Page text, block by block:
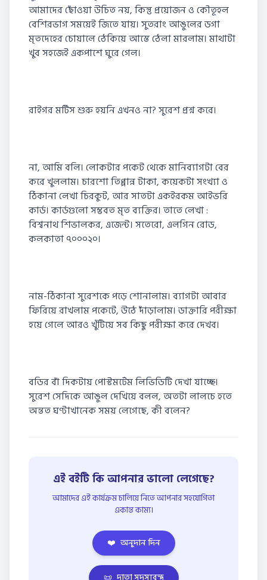
আমাদের ছোঁওয়া উচিত নয়, কিন্তু প্রয়োজন ও কৌতূহল
বেশিরভাগ সময়েই জিতে যায়। সুতরাং আঙুলের ডগা
মৃতদেহের চোয়ালে ঠেকিয়ে আস্তে ঠেলা মারলাম। মাথাটা
খুব সহজেই একপাশে ঘুরে গেল।
রাইগর মর্টিস শুরু হয়নি এখনও না? সুরেশ প্রশ্ন করে।
না, আমি বলি। লোকটার পকেট থেকে মানিব্যাগটা বের
করে খুললাম। চারশো তিপ্পান্ন টাকা, কয়েকটা সংখ্যা ও
ঠিকানা লেখা চিরকুট, আর সাতটা একইরকম আইভরি
কার্ড। কার্ডগুলো সম্ভবত মৃত ব্যক্তির। তাতে লেখা :
বিশ্বনাথ শিভালকর, এজেন্ট। সতেরো, এলগিন রোড,
কলকাতা ৭০০০২০।
নাম-ঠিকানা সুরেশকে পড়ে শোনালাম। ব্যাগটা আবার
ফিরিয়ে রাখলাম পকেটে, উঠে দাঁড়ালাম। ডাক্তারি পরীক্ষা
হয়ে গেলে আরও খুঁটিয়ে সব কিছু পরীক্ষা করে দেখব।
বডির বাঁ দিকটায় পোস্টমর্টেম লিভিডিটি দেখা যাচ্ছে।
সুরেশ সেদিকে আঙুল দেখিয়ে বলল, অতটা লালচে হতে
অন্তত ঘণ্টাখানেক সময় লেগেছে, কী বলেন?
এই বইটি কি আপনার ভালো লেগেছে?
আমাদের এই কার্যক্রম চালিয়ে নিতে আপনার সহযোগিতা
একান্ত কাম্য।
❤️ অনুদান দিন